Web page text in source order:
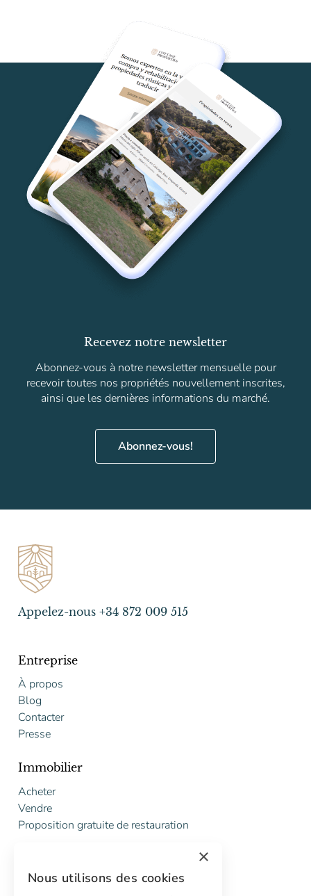
Recevez notre newsletter
Abonnez-vous à notre newsletter mensuelle pour
recevoir toutes nos propriétés nouvellement inscrites,
ainsi que les dernières informations du marché.
Abonnez-vous!
Appelez-nous +34 872 009 515
Entreprise
À propos
Blog
Contacter
Presse
Immobilier
Acheter
Vendre
Proposition gratuite de restauration
Marketing digital
×
Nous utilisons des cookies